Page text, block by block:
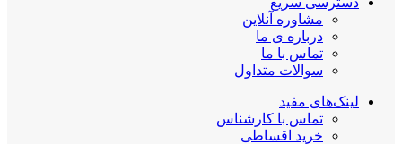
مشاوره آنلاین
درباره ی ما
تماس با ما
سوالات متداول
لینک‌های مفید
تماس با کارشناس
خرید اقساطی